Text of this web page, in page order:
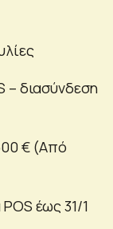
– διασύνδεση
€ (Από
έως 31/1